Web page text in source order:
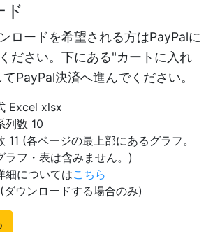
ド
ロードを希望される方はPayPalに
ださい。下にある"カートに入れ
PayPal決済へ進んでください。
Excel xlsx
列数 10
11 (各ページの最上部にあるグラフ。
ラフ・表は含みません。)
細についてはこちら
ウンロードする場合のみ)